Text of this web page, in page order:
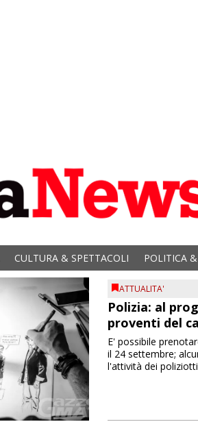
CULTURA & SPETTACOLI POLITICA
ATTUALITA'
Polizia: al
proventi del
E' possibile
il 24 settembre;
l'attività dei